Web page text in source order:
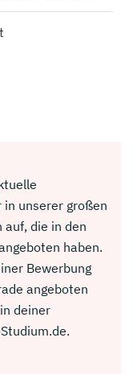
unserer großen
die in den
haben.
Bewerbung
angeboten
deiner